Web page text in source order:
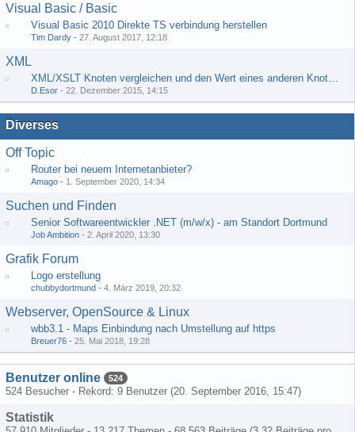
Visual Basic / Basic
Visual Basic 2010 Direkte TS verbindung herstellen
Tim Dardy - 27. August 2017, 12:18
XML
XML/XSLT Knoten vergleichen und den Wert eines anderen Knoten ausgeben
D.Esor - 22. Dezember 2015, 14:15
Diverses
Off Topic
Router bei neuem Internetanbieter?
Amago - 1. September 2020, 14:34
Suchen und Finden
Senior Softwareentwickler .NET (m/w/x) - am Standort Dortmund
Job Ambition - 2. April 2020, 13:30
Grafik Forum
Logo erstellung
chubbydortmund - 4. März 2019, 20:32
Webserver, OpenSource & Linux
wbb3.1 - Maps Einbindung nach Umstellung auf https
Breuer76 - 25. Mai 2018, 19:28
Benutzer online 524
524 Besucher - Rekord: 9 Benutzer (20. September 2016, 15:47)
Statistik